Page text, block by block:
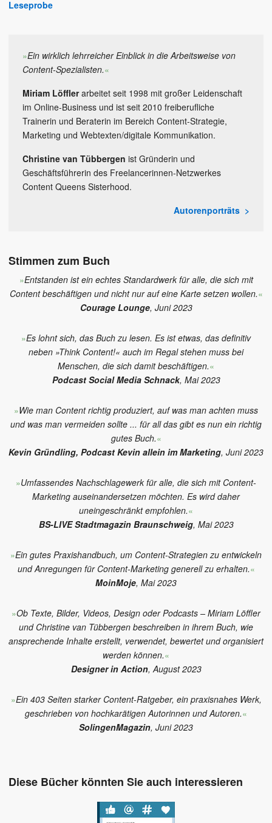
Leseprobe
»Ein wirklich lehrreicher Einblick in die Arbeitsweise von
Content-Spezialisten.«
Miriam Löfflerarbeitet seit 1998 mit großer Leidenschaft
im Online-Business und ist seit 2010 freiberufliche
Trainerin und Beraterin im Bereich Content-Strategie,
Marketing und Webtexten/digitale Kommunikation.
Christine van Tübbergen ist Gründerin und
Geschäftsführerin des Freelancerinnen-Netzwerkes
Content Queens Sisterhood.
Autorenporträts
Stimmen zum Buch
»Entstanden ist ein echtes Standardwerk für alle, die sich mit
Content beschäftigen und nicht nur auf eine Karte setzen wollen.«
Courage Lounge, Juni 2023
»Es lohnt sich, das Buch zu lesen. Es ist etwas, das definitiv
neben »Think Content!« auch im Regal stehen muss bei
Menschen, die sich damit beschäftigen.«
Podcast Social Media Schnack, Mai 2023
»Wie man Content richtig produziert, auf was man achten muss
und was man vermeiden sollte ... für all das gibt es nun ein richtig
gutes Buch.«
Kevin Gründling, Podcast Kevin allein im Marketing, Juni 2023
»Umfassendes Nachschlagewerk für alle, die sich mit Content-
Marketing auseinandersetzen möchten. Es wird daher
uneingeschränkt empfohlen.«
BS-LIVE Stadtmagazin Braunschweig, Mai 2023
»Ein gutes Praxishandbuch, um Content-Strategien zu entwickeln
und Anregungen für Content-Marketing generell zu erhalten.«
MoinMoje, Mai 2023
»Ob Texte, Bilder, Videos, Design oder Podcasts – Miriam Löffler
und Christine van Tübbergen beschreiben in ihrem Buch, wie
ansprechende Inhalte erstellt, verwendet, bewertet und organisiert
werden können.«
Designer in Action, August 2023
»Ein 403 Seiten starker Content-Ratgeber, ein praxisnahes Werk,
geschrieben von hochkarätigen Autorinnen und Autoren.«
SolingenMagazin, Juni 2023
Diese Bücher könnten Sie auch interessieren